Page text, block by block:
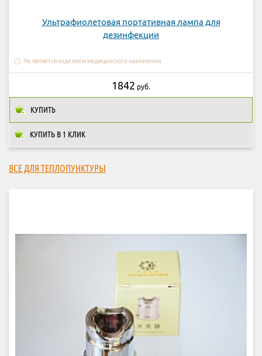
Ультрафиолетовая портативная лампа для
дезинфекции
Не является изделием медицинского назначения
КУПИТЬ В 1 КЛИК
1842 руб.
КУПИТЬ
ВСЕ ДЛЯ ТЕПЛОПУНКТУРЫ